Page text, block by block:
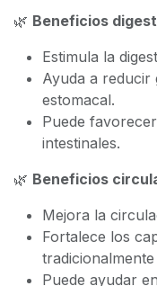
🌿 Beneficios
Estimula la
Ayuda a reducir
estomacal.
Puede
intestinales.
🌿 Beneficios
Mejora la
Fortalece los
Puede ayudar